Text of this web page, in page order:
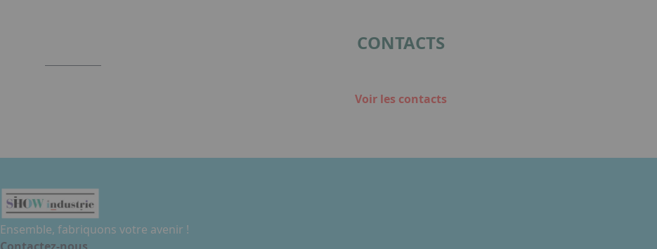
CONTACTS
Voir les contacts
Ensemble, fabriquons votre avenir !